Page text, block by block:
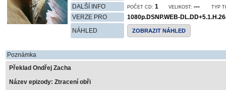
DALŠÍ INFO POČET CD: 1 VELIKOST: --- TYP
VERZE PRO
1080p.DSNP.WEB-
NÁHLED
ZOBRAZIT NÁHLED
Poznámka
Překlad Ondřej Zacha
Název epizody: Ztracení obři